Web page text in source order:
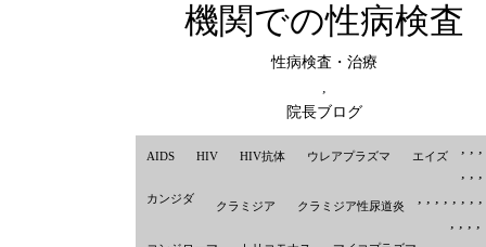
機関での性病検査
性病検査・治療
,
院長ブログ
AIDS ,
HIV ,
HIV抗体 ,
ウレアプラズマ エイズ
カンジダ
,
クラミジア
,
クラミジア性尿道炎
,
, , , , , , , ,
, , , ,